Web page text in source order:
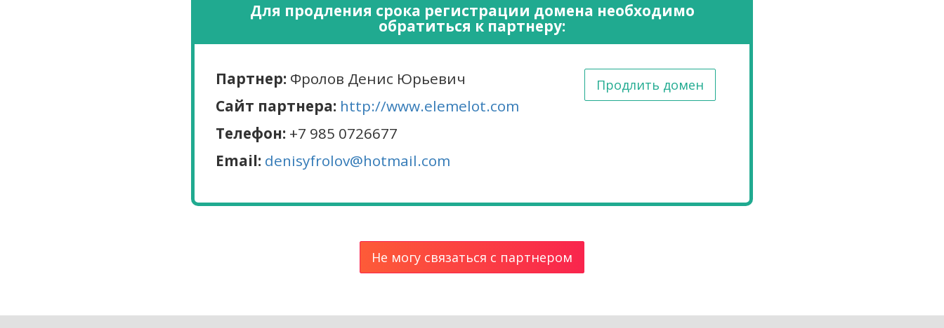
Для продления срока регистрации домена необходимо
обратиться к партнеру:
Партнер: Фролов Денис Юрьевич
Сайт партнера: http://www.elemelot.com
Телефон: +7 985 0726677
Email: denisyfrolov@hotmail.com
Продлить домен
Не могу связаться с партнером